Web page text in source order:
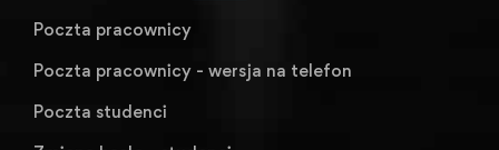
Poczta pracownicy
Poczta pracownicy - wersja na telefon
Poczta studenci